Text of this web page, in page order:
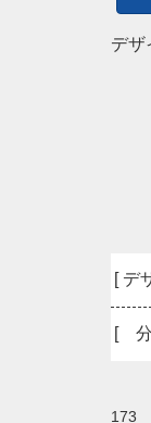
デザ
[ デ
[
173